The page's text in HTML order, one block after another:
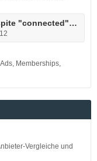
and completed actions
Memberships,
Vergleiche und